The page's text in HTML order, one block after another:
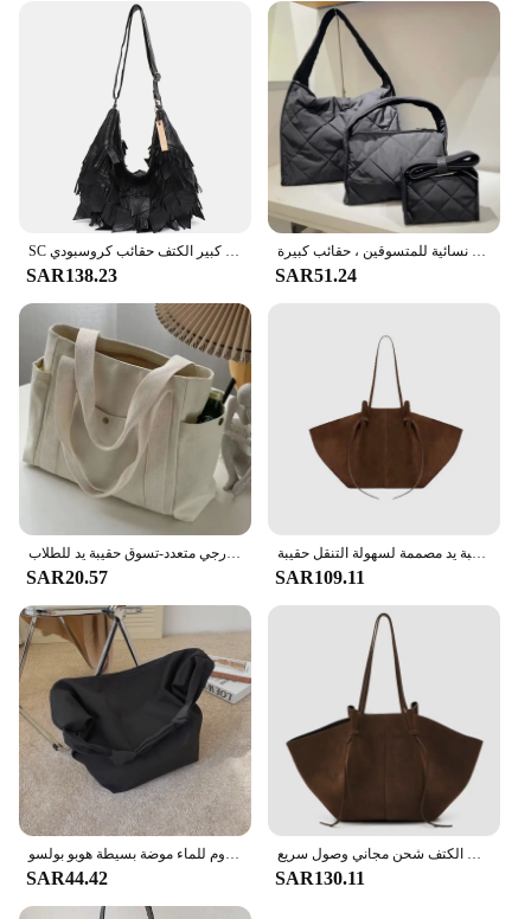
SAR138.23 SAR51.24
SAR20.57 SAR109.11
حقائب كبيرة من النايلون بلون نقي للنساء 2021 حقيبة تسوق كتف جديدة حقائب يد من القماش المقاوم للماء موضة بسيطة هوبو بولسو
SAR44.42
قطاع جلد الغزال الصناعي حمل الحقائب للنساء حقيبة يد ومحافظ فاخرة 2024 جديدة في خمر ذات سعة كبيرة للتنقل تحت الإبط الكتف شحن مجاني وصول سريع
SAR130.11